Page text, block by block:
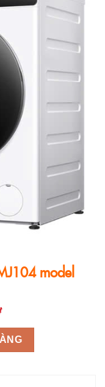
model
Giá
hiện
tại
là:
2025 Giặt 10kg sấy